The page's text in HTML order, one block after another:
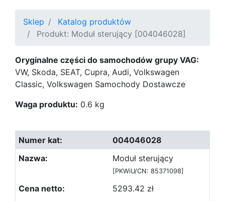
Sklep
Katalog produktów
Produkt: Moduł sterujący [004046028]
Oryginalne części do samochodów grupy VAG:
VW, Skoda, SEAT, Cupra, Audi, Volkswagen
Classic, Volkswagen Samochody Dostawcze
Waga produktu: 0.6 kg
004046028
Moduł sterujący
[PKWiU/CN: 85371098]
5293.42 zł